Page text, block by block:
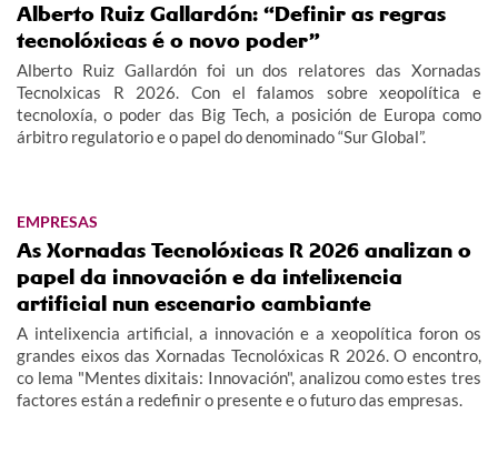
Alberto Ruiz Gallardón: “Definir as regras
tecnolóxicas é o novo poder”
Alberto Ruiz Gallardón foi un dos relatores das Xornadas
Tecnolxicas R 2026. Con el falamos sobre xeopolítica e
tecnoloxía, o poder das Big Tech, a posición de Europa como
árbitro regulatorio e o papel do denominado “Sur Global”.
EMPRESAS
As Xornadas Tecnolóxicas R 2026 analizan o
papel da innovación e da intelixencia
artificial nun escenario cambiante
A intelixencia artificial, a innovación e a xeopolítica foron os
grandes eixos das Xornadas Tecnolóxicas R 2026. O encontro,
co lema "Mentes dixitais: Innovación", analizou como estes tres
factores están a redefinir o presente e o futuro das empresas.